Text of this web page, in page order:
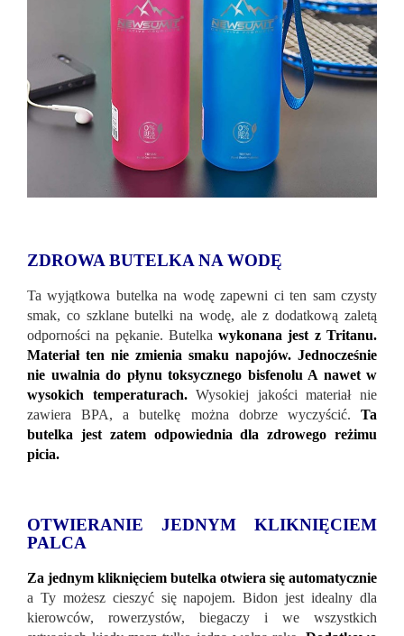
ZDROWA BUTELKA NA WODĘ
Ta wyjątkowa butelka na wodę zapewni ci ten sam czysty
smak, co szklane butelki na wodę, ale z dodatkową zaletą
odporności na pękanie. Butelka wykonana jest z Tritanu.
Materiał ten nie zmienia smaku napojów. Jednocześnie
nie uwalnia do płynu toksycznego bisfenolu A nawet w
wysokich temperaturach.Wysokiej jakości materiał nie
zawiera BPA, a butelkę można dobrze wyczyścić. Ta
butelka jest zatem odpowiednia dla zdrowego reżimu
picia.
OTWIERANIE JEDNYM KLIKNIĘCIEM
PALCA
Za jednym kliknięciem butelka otwiera się automatycznie
a Ty możesz cieszyć się napojem. Bidon jest idealny dla
kierowców, rowerzystów, biegaczy i we wszystkich